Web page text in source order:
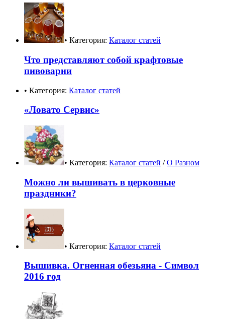
• Категория: Каталог статей
Что представляют собой крафтовые
пивоварни
• Категория: Каталог статей
«Ловато Сервис»
• Категория: Каталог статей /О Разном
Можно ли вышивать в церковные
праздники?
• Категория: Каталог статей
Вышивка. Огненная обезьяна - Символ
2016 год